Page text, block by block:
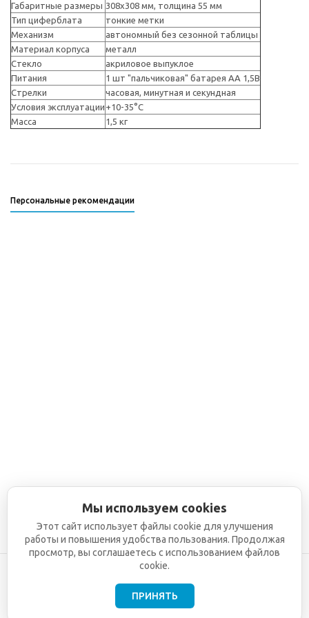
Габаритные размеры 308x308 мм, толщина 55 мм
Тип циферблата
тонкие метки
Механизм
автономный без сезонной таблицы
Материал корпуса
металл
Стекло
акриловое выпуклое
Питания
1 шт "пальчиковая" батарея АА 1,5В
Стрелки
часовая, минутная и секундная
Условия эксплуатации +10-35°С
Масса
1,5 кг
Персональные рекомендации
Мы используем cookies
Этот сайт использует файлы cookie для улучшения
работы и повышения удобства пользования. Продолжая
просмотр, вы соглашаетесь с использованием файлов
cookie.
ПРИНЯТЬ